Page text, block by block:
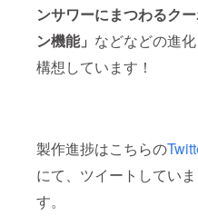
ンサワーにまつわるク
ン機能」 などなどの進
構想しています！
製作進捗はこちらの
にて、ツイートしていま
す。